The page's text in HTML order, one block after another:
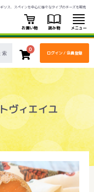
リス、スペインを中心に様々なタイプのチーズを販売
お買い物 読み物 メニュー
0
ログイン / 会員登録
ヴィエイユ